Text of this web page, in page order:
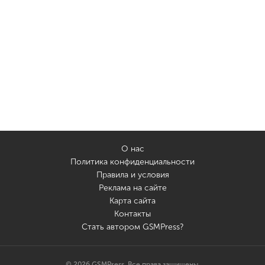
О нас
Политика конфиденциальности
Правила и условия
Реклама на сайте
Карта сайта
Контакты
Стать автором GSMPress?